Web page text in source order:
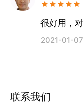
很好用，
2021-01-07
联系我们